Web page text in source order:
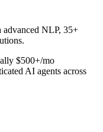
NLP, 35+
$500+/mo
AI agents across